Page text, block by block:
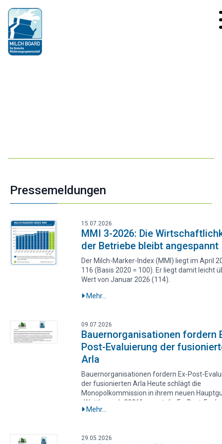
Pressemeldungen
15.07.2026
MMI 3-2026: Die
der Betriebe bleibt angespannt
Der Milch-Marker-Index (MMI) liegt im April
116 (Basis 2020 = 100). Er liegt damit leicht
Wert von Januar 2026 (114).
Mehr...
09.07.2026
Bauernorganisationen fordern
Post-Evaluierung der
Arla
Bauernorganisationen fordern Ex-Post-
der fusionierten Arla Heute schlägt die
Monopolkommission in ihrem neuen
„Wettbewerb 2026“ erneut die Ex-Post-
Fusionen vor. Die Arbeitsgemeinschaft
DMK Group und Arla Foods), die seit 1. Juni
Mehr...
29.05.2026